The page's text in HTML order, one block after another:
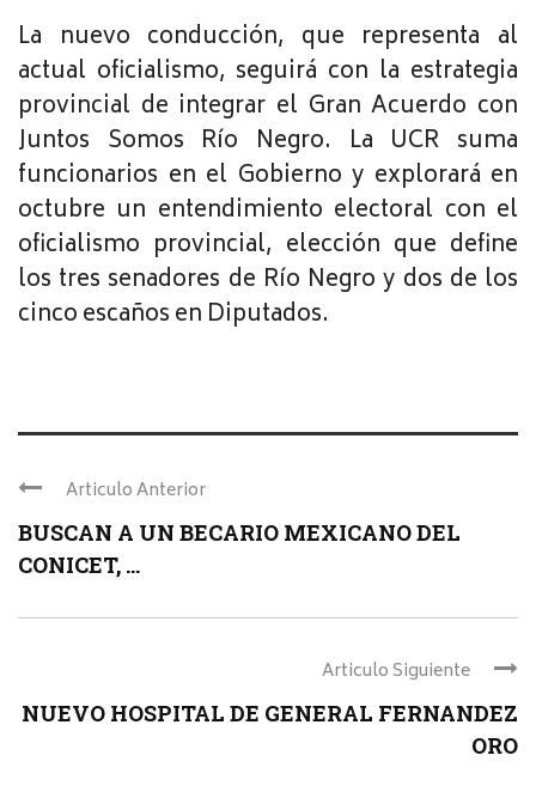
La nuevo conducción, que representa al
actual oficialismo, seguirá con la estrategia
provincial de integrar el Gran Acuerdo con
Juntos Somos Río Negro. La UCR suma
funcionarios en el Gobierno y explorará en
octubre un entendimiento electoral con el
oficialismo provincial, elección que define
los tres senadores de Río Negro y dos de los
cinco escaños en Diputados.
Articulo Anterior
BUSCAN A UN BECARIO MEXICANO DEL
CONICET, ...
Articulo Siguiente
NUEVO HOSPITAL DE GENERAL FERNANDEZ
ORO